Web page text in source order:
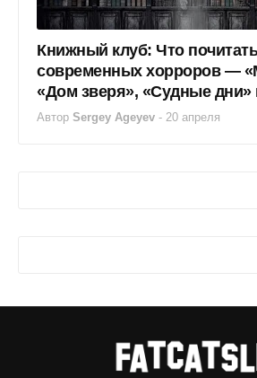
Книжный клуб: Что
современных хорроров —
«Дом зверя», «Судные дни»
Автор Sergey Ageyev - 20 апреля